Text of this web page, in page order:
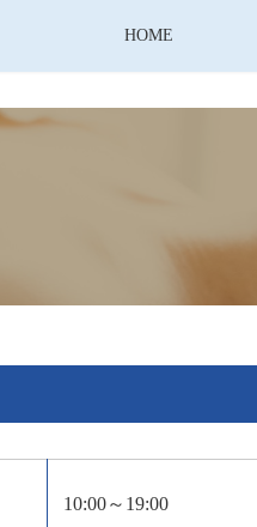
HOME
10:00～19:00